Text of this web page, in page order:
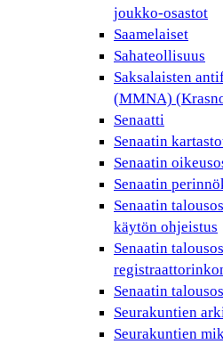
joukko-osastot
Saamelaiset
Sahateollisuus
Saksalaisten
(MMNA)
Senaatti
Senaatin
Senaatin
Senaatin
Senaatin
käytön ohjeistus
Senaatin
Senaatin
Seurakuntien
Seurakuntien